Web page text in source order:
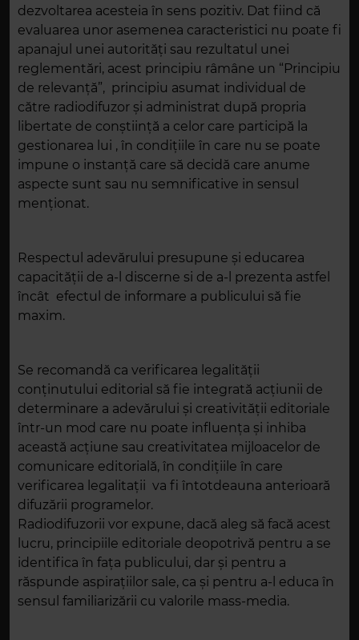
dezvoltarea acesteia în sens pozitiv. Dat fiind că
evaluarea unor asemenea caracteristici nu poate fi
apanajul unei autorități sau rezultatul unei
reglementări, acest principiu râmâne un “Principiu
de relevanţă”, principiu asumat individual de
către radiodifuzor și administrat după propria
libertate de conștiință a celor care participă la
gestionarea lui , în condiţiile în care nu se poate
impune o instanţă care să decidă care anume
aspecte sunt sau nu semnificative in sensul
menționat.
Respectul adevărului presupune şi educarea
capacităţii de a-l discerne si de a-l prezenta astfel
încât efectul de informare a publicului să fie
maxim.
Se recomandă ca verificarea legalității
conținutului editorial să fie integrată acțiunii de
determinare a adevărului și creativității editoriale
într-un mod care nu poate influența și inhiba
această acțiune sau creativitatea mijloacelor de
comunicare editorială, în condiţiile în care
verificarea legalitaţii va fi întotdeauna anterioară
difuzării programelor.
Radiodifuzorii vor expune, dacă aleg să facă acest
lucru, principiile editoriale deopotrivă pentru a se
identifica în faţa publicului, dar şi pentru a
răspunde aspirațiilor sale, ca şi pentru a-l educa în
sensul familiarizării cu valorile mass-media.